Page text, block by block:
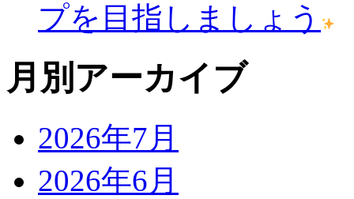
プを目指しましょう
月別アーカイブ
2026年7月
2026年6月